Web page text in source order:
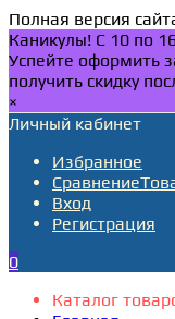
Полная версия
Каникулы! С 10 по
Успейте оформить
получить скидку
×
Личный кабинет
Избранное
Сравнение
Вход
Регистрация
0
Каталог